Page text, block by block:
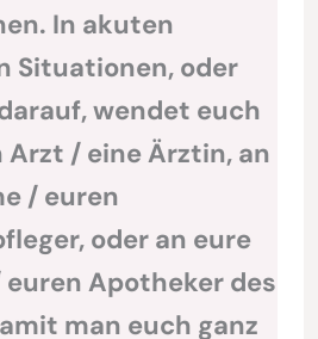
In akuten
Situationen, oder
wendet euch
/ eine Ärztin, an
/ euren
oder an eure
Apotheker des
man euch ganz